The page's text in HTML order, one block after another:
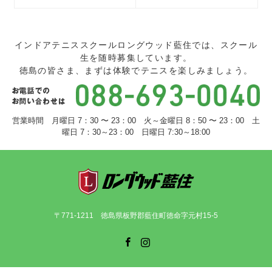
インドアテニススクールロングウッド藍住では、スクール
生を随時募集しています。
徳島の皆さま、まずは体験でテニスを楽しみましょう。
営業時間 月曜日 7：30 〜 23：00 火～金曜日 8：50 〜 23：00 土
曜日 7：30～23：00 日曜日 7:30～18:00
〒771-1211 徳島県板野郡藍住町徳命字元村15-5